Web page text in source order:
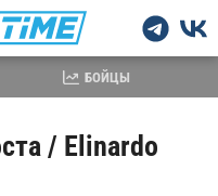
/ Elinardo
БОЙЦЫ